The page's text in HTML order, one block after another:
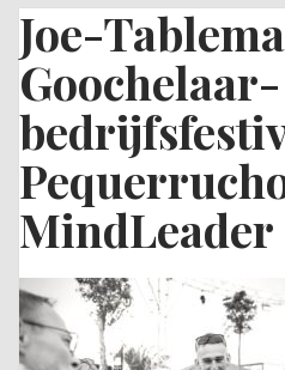
Joe-
Goochelaar-
MindLeader